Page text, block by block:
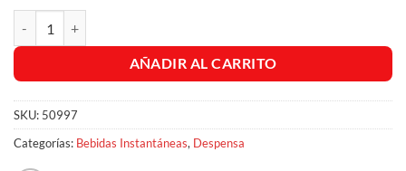
AÑADIR AL CARRITO
SKU: 50997
Categorías: Bebidas Instantáneas, Despensa